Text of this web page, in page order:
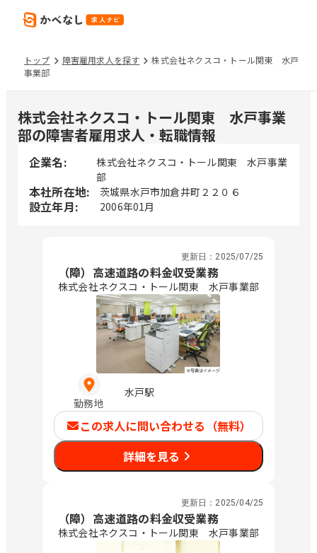
トップ 障害雇用求人を探す
株式会社ネクスコ・トール関東 水戸
事業部
株式会社ネクスコ・トール関東 水戸事業
部の障害者雇用求人・転職情報
企業名:
株式会社ネクスコ・トール関東 水戸事業
部
本社所在地: 茨城県水戸市加倉井町２２０６
設立年月: 2006年01月
更新日： 2025/07/25
（障）高速道路の料金収受業務
株式会社ネクスコ・トール関東 水戸事業部
勤務地
水戸駅
この求人に問い合わせる（無料）
詳細を見る
更新日： 2025/04/25
（障）高速道路の料金収受業務
株式会社ネクスコ・トール関東 水戸事業部